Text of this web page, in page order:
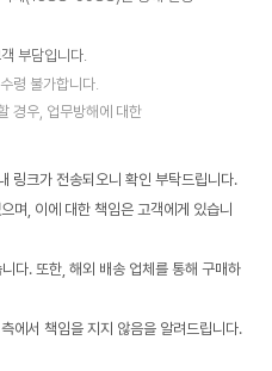
부담입니다.
령 불가합니다.
경우, 업무방해에 대한
링크가 전송되오니 확인 부탁드립니다.
, 이에 대한 책임은 고객에게 있습니
다. 또한, 해외 배송 업체를 통해 구매하
서 책임을 지지 않음을 알려드립니다.